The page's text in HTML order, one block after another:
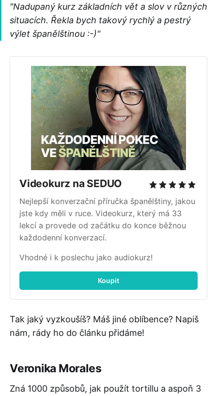
"Nadupaný kurz základních vět a slov v různých
situacích. Řekla bych takový rychlý a pestrý
výlet španělštinou :-)"
Videokurz na SEDUO
Nejlepší konverzační příručka španělštiny, jakou
jste kdy měli v ruce. Videokurz, který má 33
lekcí a provede od začátku do konce běžnou
každodenní konverzací.
Vhodné i k poslechu jako audiokurz!
Koupit
Tak jaký vyzkoušíš? Máš jiné oblíbence? Napiš
nám, rády ho do článku přidáme!
Veronika Morales
Zná 1000 způsobů, jak použít tortillu a aspoň 3